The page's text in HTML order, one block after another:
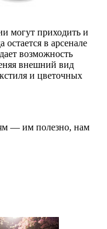
могут приходить и
остается в арсенале
возможность
внешний вид
и цветочных
— им полезно, нам